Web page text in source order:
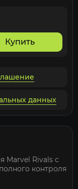
Купить
данных
Marvel Rivals с
контроля